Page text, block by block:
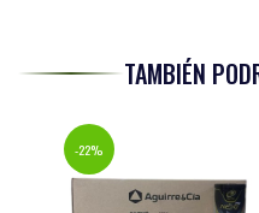
TAMBIÉN
-22%